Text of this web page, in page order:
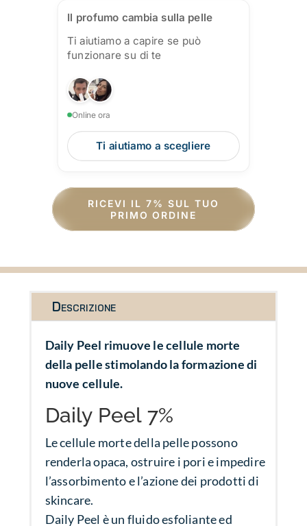
Il profumo cambia sulla pelle
Ti aiutiamo a capire se può
funzionare su di te
Online ora
Ti aiutiamo a scegliere
RICEVI IL 7% SUL TUO
PRIMO ORDINE
Descrizione
Daily Peel rimuove le cellule morte
della pelle stimolando la formazione di
nuove cellule.
Daily Peel 7%
Le cellule morte della pelle possono
renderla opaca, ostruire i pori e impedire
l’assorbimento e l’azione dei prodotti di
skincare.
Daily Peel è un fluido esfoliante ed